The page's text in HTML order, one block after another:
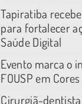
Tapiratiba
para fortalecer
Saúde Digital
Evento marca o
FOUSP em Cores
Cirurgiã-